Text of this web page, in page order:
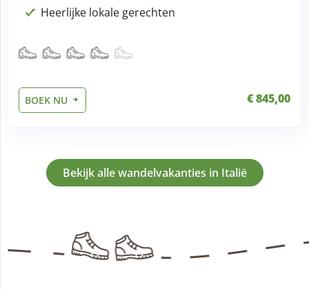
Heerlijke lokale gerechten
BOEK NU € 845,00
Bekijk alle wandelvakanties in Italië